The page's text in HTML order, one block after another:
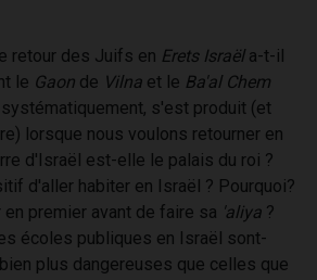
retour des Juifs en Erets Israëla-t-il
le Gaon de Vilna et le Ba'al Chem
s'est produit (et
lorsque nous voulons retourner en
d'Israël est-elle le palais du roi ?
d'aller habiter en Israël ? Pourquoi?
premier avant de faire sa 'aliya ?
écoles publiques en Israël sont-
plus dangereuses que celles que